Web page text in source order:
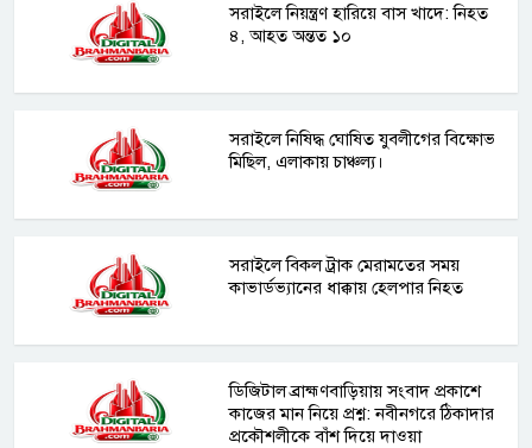
সরাইলে নিয়ন্ত্রণ হারিয়ে বাস খাদে: নিহত
৪, আহত অন্তত ১০
সরাইলে নিষিদ্ধ ঘোষিত যুবলীগের বিক্ষোভ
মিছিল, এলাকায় চাঞ্চল্য।
সরাইলে বিকল ট্রাক মেরামতের সময়
কাভার্ডভ্যানের ধাক্কায় হেলপার নিহত
ডিজিটাল ব্রাহ্মণবাড়িয়ায় সংবাদ প্রকাশে
কাজের মান নিয়ে প্রশ্ন: নবীনগরে ঠিকাদার
প্রকৌশলীকে বাঁশ দিয়ে দাওয়া